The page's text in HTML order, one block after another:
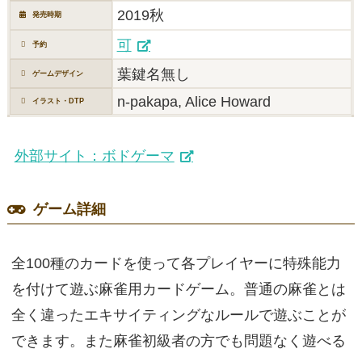
発売時期 2019秋
予約 可
ゲームデザイン 葉鍵名無し
イラスト・DTP n-pakapa, Alice Howard
外部サイト：ボドゲーマ
ゲーム詳細
全100種のカードを使って各プレイヤーに特殊能力
を付けて遊ぶ麻雀用カードゲーム。普通の麻雀とは
全く違ったエキサイティングなルールで遊ぶことが
できます。また麻雀初級者の方でも問題なく遊べる